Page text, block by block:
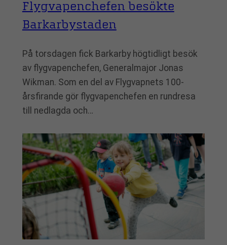
Flygvapenchefen besökte
Barkarbystaden
På torsdagen fick Barkarby högtidligt besök
av flygvapenchefen, Generalmajor Jonas
Wikman. Som en del av Flygvapnets 100-
årsfirande gör flygvapenchefen en rundresa
till nedlagda och…